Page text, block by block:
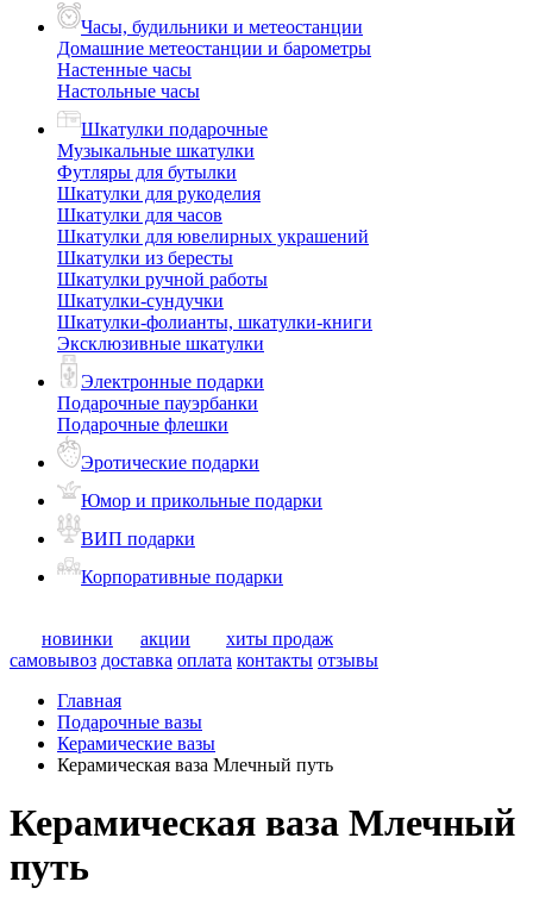
Часы, будильники и метеостанции
Домашние метеостанции и барометры
Настенные часы
Настольные часы
Шкатулки подарочные
Музыкальные шкатулки
Футляры для бутылки
Шкатулки для рукоделия
Шкатулки для часов
Шкатулки для ювелирных украшений
Шкатулки из бересты
Шкатулки ручной работы
Шкатулки-сундучки
Шкатулки-фолианты, шкатулки-книги
Эксклюзивные шкатулки
Электронные подарки
Подарочные пауэрбанки
Подарочные флешки
Эротические подарки
Юмор и прикольные подарки
ВИП подарки
Корпоративные подарки
новинки акции
хиты продаж
самовывоз доставка оплата контакты отзывы
Главная
Подарочные вазы
Керамические вазы
Керамическая ваза Млечный путь
Керамическая ваза Млечный
путь